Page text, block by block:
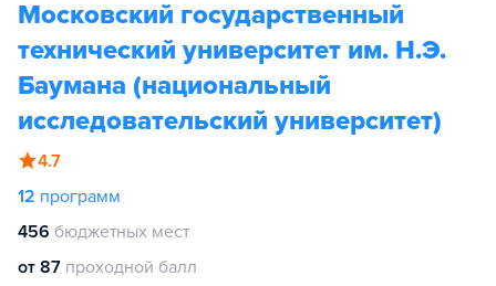
Московский государственный
технический университет им. Н.Э.
Баумана (национальный
исследовательский университет)
4.7
12 программ
456 бюджетных мест
от 87 проходной балл